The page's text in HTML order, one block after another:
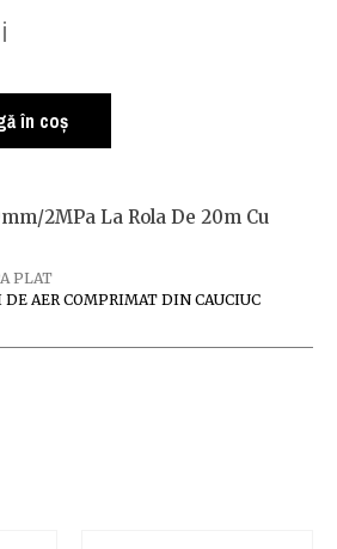
în coș
2MPa La Rola De 20m Cu
PLAT
DE AER COMPRIMAT DIN CAUCIUC